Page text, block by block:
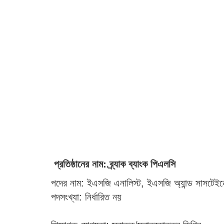
প্রতিষ্ঠানের নাম: ব্র্যাক ব্যাংক পিএলসি
পদের নাম: ইএসজি এনালিস্ট, ইএসজি অ্যান্ড
পদসংখ্যা: নির্ধারিত নয়